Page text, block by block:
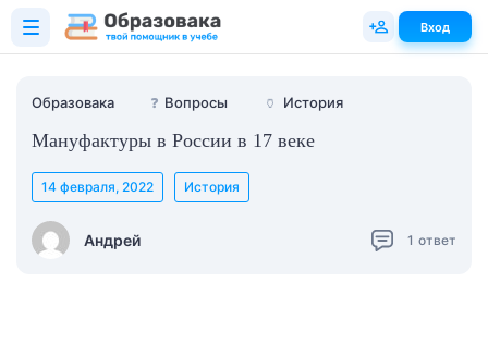
Образовака ❓ Вопросы 🏺 История
Мануфактуры в России в 17 веке
Андрей
14 февраля, 2022 История
1 ответ
Вход